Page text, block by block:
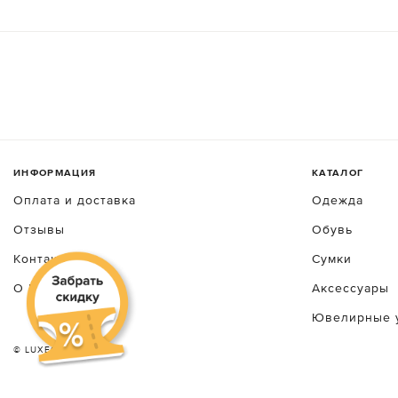
ИНФОРМАЦИЯ
Оплата и доставка
Отзывы
Контакты
О luxecrime
КАТАЛОГ
Одежда
Обувь
Сумки
Аксессуары
Ювелирные
© LUXEСRIME 2026